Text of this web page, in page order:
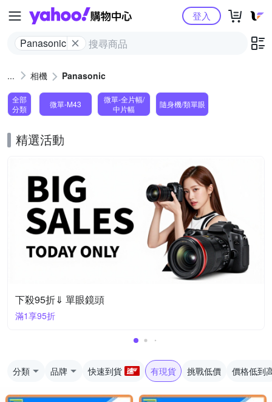
Yahoo購物中心
Panasonic
登入
相機 Panasonic
全部
分類
微單-M43
微單-全片幅/
中片幅
隨身機/類單眼
精選活動
下殺95折⇓ 單眼鏡頭
滿1享95折
分類 品牌 快速到貨 有現貨 挑戰低價 價格低到